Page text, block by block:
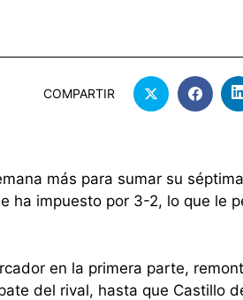
COMPARTIR
más para sumar su
ha impuesto por 3-2, lo que le
en la primera parte,
del rival, hasta que Castillo